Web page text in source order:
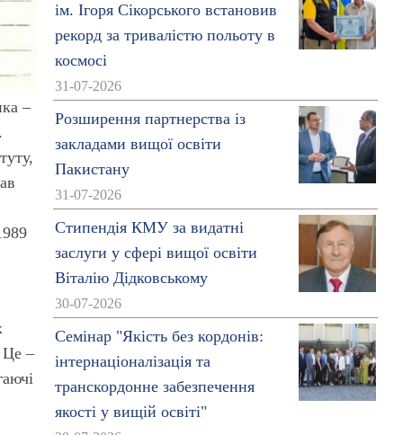
–
Це –
ім. Ігоря Сікорського встановив
рекорд за тривалістю польоту в
космосі
31-07-2026
Розширення партнерства із
закладами вищої освіти
Пакистану
31-07-2026
Стипендія КМУ за видатні
заслуги у сфері вищої освіти
Віталію Дідковському
30-07-2026
Семінар "Якість без кордонів:
інтернаціоналізація та
транскордонне забезпечення
якості у вищій освіті"